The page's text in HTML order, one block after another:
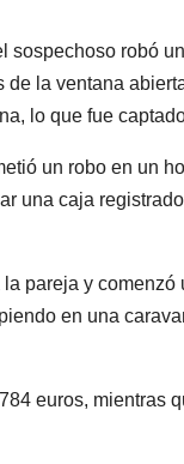
sospechoso robó
la ventana
lo que fue
un robo en un
una caja
pareja y
en una
euros, mientras